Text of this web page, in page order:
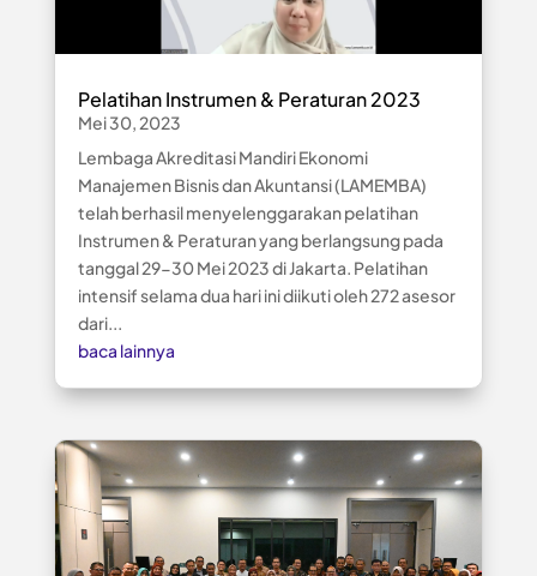
Pelatihan Instrumen & Peraturan 2023
Mei 30, 2023
Lembaga Akreditasi Mandiri Ekonomi
Manajemen Bisnis dan Akuntansi (LAMEMBA)
telah berhasil menyelenggarakan pelatihan
Instrumen & Peraturan yang berlangsung pada
tanggal 29-30 Mei 2023 di Jakarta. Pelatihan
intensif selama dua hari ini diikuti oleh 272 asesor
dari...
baca lainnya